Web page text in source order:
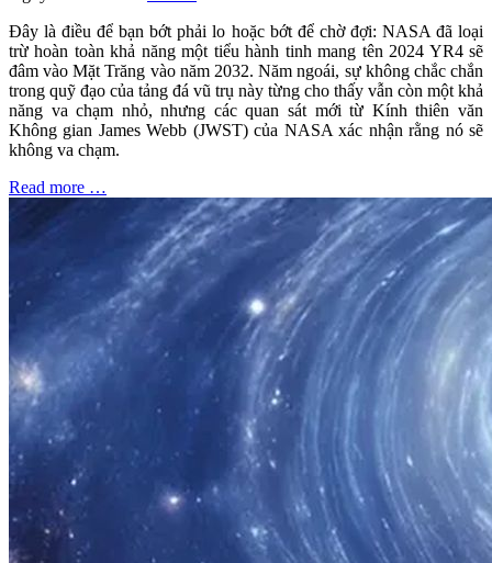
Đây là điều để bạn bớt phải lo hoặc bớt để chờ đợi: NASA đã loại
trừ hoàn toàn khả năng một tiểu hành tinh mang tên 2024 YR4 sẽ
đâm vào Mặt Trăng vào năm 2032. Năm ngoái, sự không chắc chắn
trong quỹ đạo của tảng đá vũ trụ này từng cho thấy vẫn còn một khả
năng va chạm nhỏ, nhưng các quan sát mới từ Kính thiên văn
Không gian James Webb (JWST) của NASA xác nhận rằng nó sẽ
không va chạm.
Read more …